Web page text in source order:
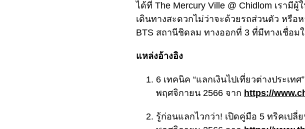
ได้ที่ The Mercury Ville @ Chidlom เรามี
เดินทางสะดวกไม่ว่าจะด้วยรถส่วนตัว หรือ
BTS สถานีชิดลม ทางออกที่ 3 ที่มีทางเชื่อม
แหล่งอ้างอิง
6 เทคนิค “แลกเงินไปเที่ยวต่างประเ
พฤศจิกายน 2566 จาก https://
รู้ก่อนแลกไวกว่า! เปิดคู่มือ 5 ทริคเปลี่